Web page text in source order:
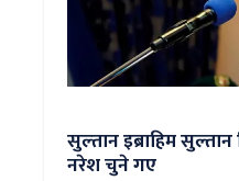
सुल्‍तान इब्राहिम
नरेश चुने गए